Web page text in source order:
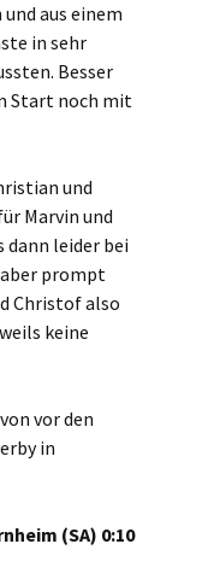
aus einem
in sehr
Besser
Start noch mit
und
Marvin und
dann leider bei
prompt
Christof also
keine
vor den
in
(SA) 0:10